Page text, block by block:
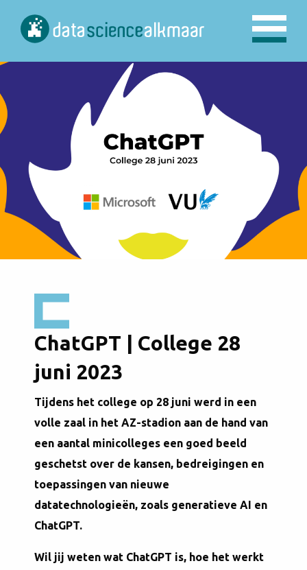
ChatGPT | College 28
juni 2023
Tijdens het college op 28 juni werd in een
volle zaal in het AZ-stadion aan de hand van
een aantal minicolleges een goed beeld
geschetst over de kansen, bedreigingen en
toepassingen van nieuwe
datatechnologieën, zoals generatieve AI en
ChatGPT.
Wil jij weten wat ChatGPT is, hoe het werkt